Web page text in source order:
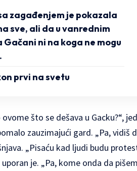
zagađenjem je pokazala
sve, ali da u vanrednim
ni na koga ne mogu
prvi na svetu
što se dešava u Gacku?“,
zauzimajući gard. „Pa, vidiš
„Pisaću kad ljudi budu
je. „Pa, kome onda da